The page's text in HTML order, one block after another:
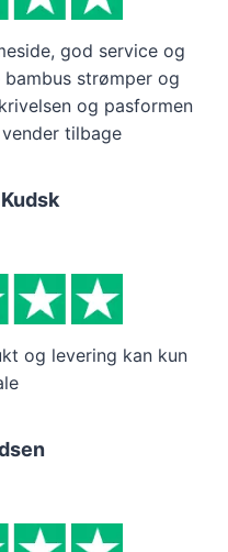
god service og
strømper og
og pasformen
tilbage
og levering kan kun